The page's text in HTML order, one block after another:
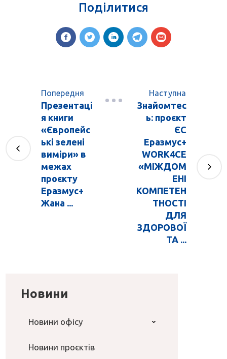
Поділитися
Попередня
Презентаці
я книги
«Європейс
ькі зелені
виміри» в
межах
проєкту
Еразмус+
Жана ...
Наступна
Знайомтес
ь: проєкт
ЄС
Еразмус+
WORK4CE
«МІЖДОМ
ЕНІ
КОМПЕТЕН
ТНОСТІ
ДЛЯ
ЗДОРОВОЇ
ТА ...
Новини
Новини офісу
Новини проєктів